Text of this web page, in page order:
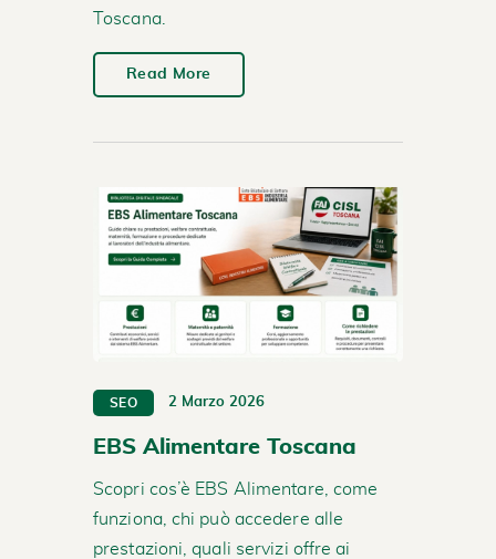
Toscana.
Read More
SEO 2 Marzo 2026
EBS Alimentare Toscana
Scopri cos’è EBS Alimentare, come
funziona, chi può accedere alle
prestazioni, quali servizi offre ai